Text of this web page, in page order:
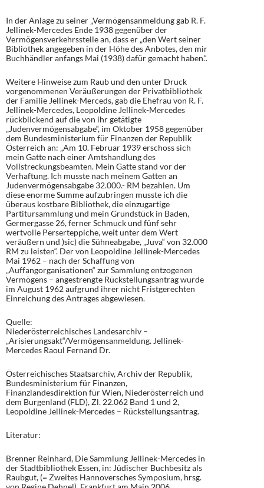
In der Anlage zu seiner „Vermögensanmeldung gab R. F.
Jellinek-Mercedes Ende 1938 gegenüber der
Vermögensverkehrsstelle an, dass er „den Wert seiner
Bibliothek angegeben in der Höhe des Anbotes, den mir
Buchhändler anfangs Mai (1938) dafür gemacht haben.“.
Weitere Hinweise zum Raub und den unter Druck
vorgenommenen Veräußerungen der Privatbibliothek
der Familie Jellinek-Merceds, gab die Ehefrau von R. F.
Jellinek-Mercedes, Leopoldine Jellinek-Mercedes
rückblickend auf die von ihr getätigte
„Judenvermögensabgabe“, im Oktober 1958 gegenüber
dem Bundesministerium für Finanzen der Republik
Österreich an: „Am 10. Februar 1939 erschoss sich
mein Gatte nach einer Amtshandlung des
Vollstreckungsbeamten. Mein Gatte stand vor der
Verhaftung. Ich musste nach meinem Gatten an
Judenvermögensabgabe 32.000.- RM bezahlen. Um
diese enorme Summe aufzubringen musste ich die
überaus kostbare Bibliothek, die einzugartige
Partitursammlung und mein Grundstück in Baden,
Germergasse 26, ferner Schmuck und fünf sehr
wertvolle Perserteppiche, weit unter dem Wert
veräußern und )sic) die Sühneabgabe, „Juva“ von 32.000
RM zu leisten“. Der von Leopoldine Jellinek-Mercedes
Mai 1962 – nach der Schaffung von
„Auffangorganisationen“ zur Sammlung entzogenen
Vermögens – angestrengte Rückstellungsantrag wurde
im August 1962 aufgrund ihrer nicht Fristgerechten
Einreichung des Antrages abgewiesen.
Quelle:
Niederösterreichisches Landesarchiv –
„Arisierungsakt“/Vermögensanmeldung. Jellinek-
Mercedes Raoul Fernand Dr.
Österreichisches Staatsarchiv, Archiv der Republik,
Bundesministerium für Finanzen,
Finanzlandesdirektion für Wien, Niederösterreich und
dem Burgenland (FLD), Zl. 22.062 Band 1 und 2,
Leopoldine Jellinek-Mercedes – Rückstellungsantrag.
Literatur:
Brenner Reinhard, Die Sammlung Jellinek-Mercedes in
der Stadtbibliothek Essen, in: Jüdischer Buchbesitz als
Raubgut, (= Zweites Hannoversches Symposium, hrsg.